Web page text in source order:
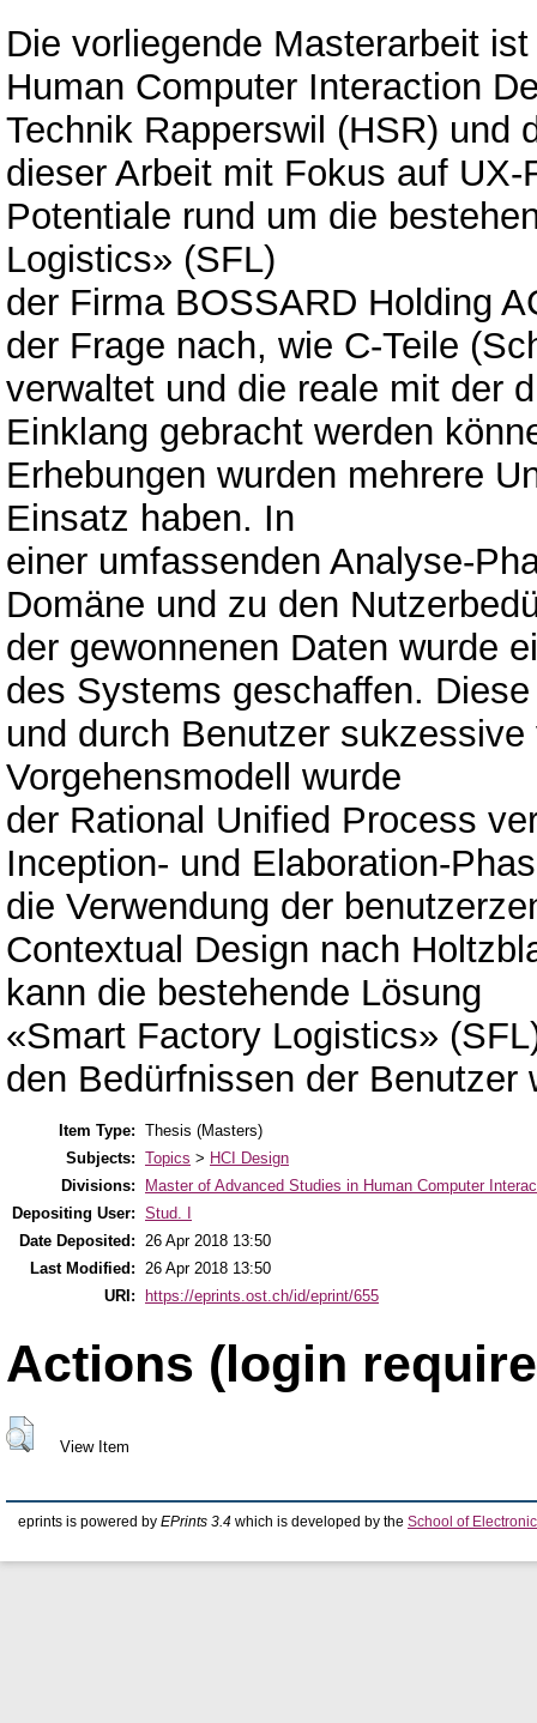
Die vorliegende Masterarbeit
Human Computer Interaction
Technik Rapperswil (HSR) und
dieser Arbeit mit Fokus auf
Potentiale rund um die
Logistics» (SFL)
der Firma BOSSARD Holding
der Frage nach, wie C-Teile
verwaltet und die reale mit der
Einklang gebracht werden
Erhebungen wurden mehrere
Einsatz haben. In
einer umfassenden Analyse-
Domäne und zu den
der gewonnenen Daten wurde
des Systems geschaffen.
und durch Benutzer
Vorgehensmodell wurde
der Rational Unified Process
Inception- und Elaboration-
die Verwendung der
Contextual Design nach
kann die bestehende Lösung
«Smart Factory Logistics»
den Bedürfnissen der
Item Type: Thesis (Masters)
Subjects: Topics > HCI Design
Divisions:
Master of Advanced Studies in Human Computer
Depositing User: Stud. I
Date Deposited: 26 Apr 2018 13:50
Last Modified: 26 Apr 2018 13:50
URI:
https://eprints.ost.ch/id/eprint/655
Actions (login
View Item
eprints is powered by EPrints 3.4 which is developed by the School of